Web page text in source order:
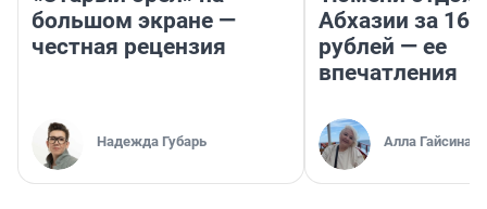
большом экране —
честная рецензия
Надежда Губарь
Абхазии за
рублей — ее
впечатления
Алла Гайсина